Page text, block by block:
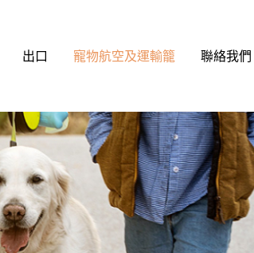
出口 寵物航空及運輸籠 聯絡我們